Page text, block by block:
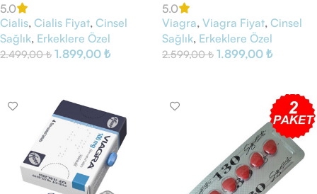
5.0
Cialis, Cialis Fiyat, Cinsel
Sağlık, Erkeklere Özel
2.499,00₺ 1.899,00 ₺
5.0
Viagra, Viagra Fiyat, Cinsel
Sağlık, Erkeklere Özel
2.599,00₺ 1.899,00 ₺